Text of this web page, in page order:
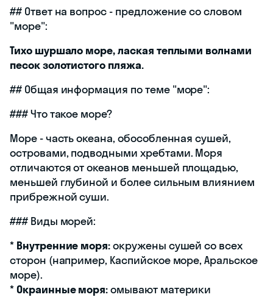
## Ответ на вопрос - предложение со словом
"море":
Тихо шуршало море, лаская теплыми волнами
песок золотистого пляжа.
## Общая информация по теме "море":
### Что такое море?
Море - часть океана, обособленная сушей,
островами, подводными хребтами. Моря
отличаются от океанов меньшей площадью,
меньшей глубиной и более сильным влиянием
прибрежной суши.
### Виды морей:
* Внутренние моря:окружены сушей со всех
сторон (например, Каспийское море, Аральское
море).
*Окраинные моря:омывают материки